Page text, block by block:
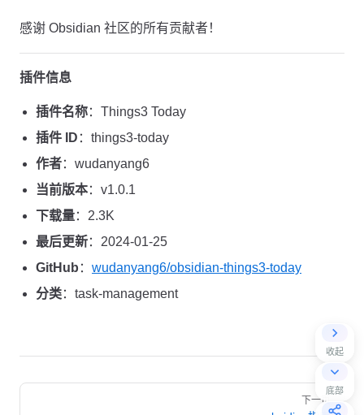
收起
底部
感谢 Obsidian 社区的所有贡献者！
插件信息
插件名称：Things3 Today
插件 ID ：things3-today
作者：wudanyang6
当前版本：v1.0.1
下载量：2.3K
最后更新：2024-01-25
GitHub ： wudanyang6/obsidian-things3-today
分类：task-management
Pager
下一页